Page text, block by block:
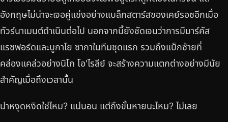
อังกฤษไม่น่าจะเจอคู่แข่งอย่างแบล็กสตาร์สของเคย์รอซอีกเมื่อ
ทัวร์นาเมนต์ดำเนินต่อไป นอกจากนี้ยังชัดเจนว่าการมีมาร์คัส
แรชฟอร์ดและบูกาโย ซากาในทีมชุดแรก รวมถึงแบ็กซ้ายที่
คล่องแคล่วอย่างนิโก โอ'ไรลีย์ จะสร้างความแตกต่างอย่างมีนัย
สำคัญเมื่อถึงเวลานั้น
น่าหงุดหงิดใช่ไหม? แน่นอน แต่ถึงขั้นหายนะไหม? ไม่เลย